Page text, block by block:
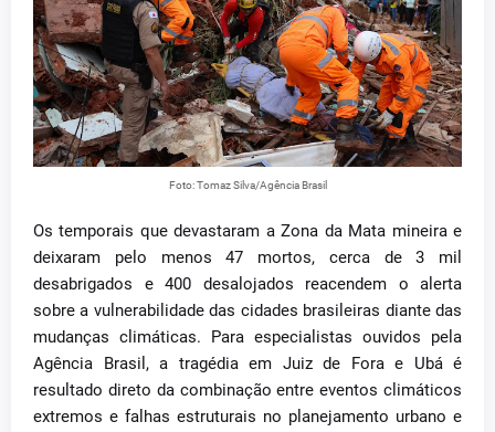
Foto: Tomaz Silva/Agência Brasil
Os temporais que devastaram a Zona da Mata mineira e
deixaram pelo menos 47 mortos, cerca de 3 mil
desabrigados e 400 desalojados reacendem o alerta
sobre a vulnerabilidade das cidades brasileiras diante das
mudanças climáticas. Para especialistas ouvidos pela
Agência Brasil, a tragédia em Juiz de Fora e Ubá é
resultado direto da combinação entre eventos climáticos
extremos e falhas estruturais no planejamento urbano e